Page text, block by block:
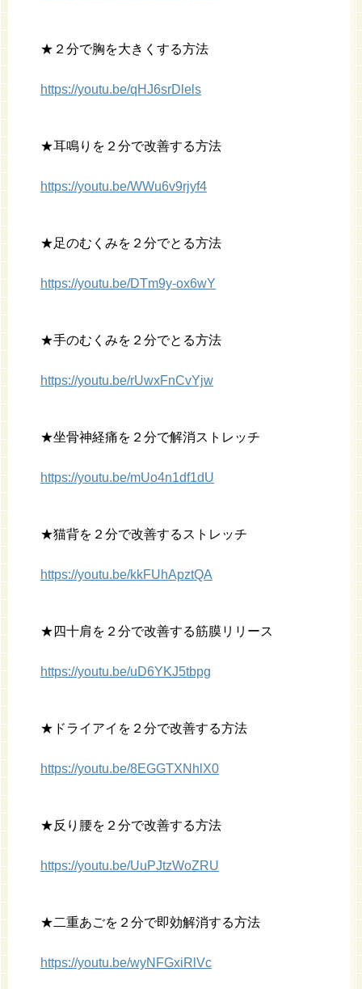
★２分で胸を大きくする方法
https://youtu.be/qHJ6srDlels
★耳鳴りを２分で改善する方法
https://youtu.be/WWu6v9rjyf4
★足のむくみを２分でとる方法
https://youtu.be/DTm9y-ox6wY
★手のむくみを２分でとる方法
https://youtu.be/rUwxFnCvYjw
★坐骨神経痛を２分で解消ストレッチ
https://youtu.be/mUo4n1df1dU
★猫背を２分で改善するストレッチ
https://youtu.be/kkFUhApztQA
★四十肩を２分で改善する筋膜リリース
https://youtu.be/uD6YKJ5tbpg
★ドライアイを２分で改善する方法
https://youtu.be/8EGGTXNhlX0
★反り腰を２分で改善する方法
https://youtu.be/UuPJtzWoZRU
★二重あごを２分で即効解消する方法
https://youtu.be/wyNFGxiRlVc